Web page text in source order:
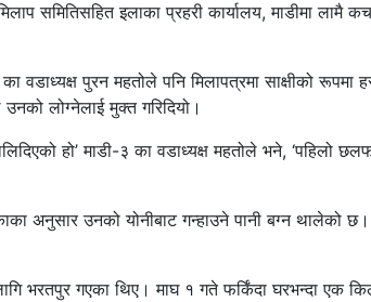
समितिसहित इलाका प्रहरी कार्यालय, माडीमा
का वडाध्यक्ष पुरन महतोले पनि मिलापत्रमा साक्षीको
लोग्नेलाई मुक्त गरिदियो।
हो’ माडी-३ का वडाध्यक्ष महतोले भने, ‘पहिलो
अनुसार उनको योनीबाट गन्हाउने पानी बग्न थालेको
भरतपुर गएका थिए। माघ १ गते फर्किंदा घरभन्दा एक